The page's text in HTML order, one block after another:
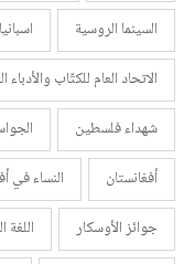
السينما الروسية
اسبانيا
الاتحاد العام للكتّاب
شهداء فلسطين
أفغانستان
النساء في
جوائز الأوسكار
اللغة